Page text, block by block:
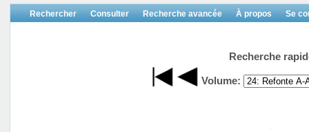
Rechercher Consulter Recherche avancée À propos Se
Recherche
Volume: